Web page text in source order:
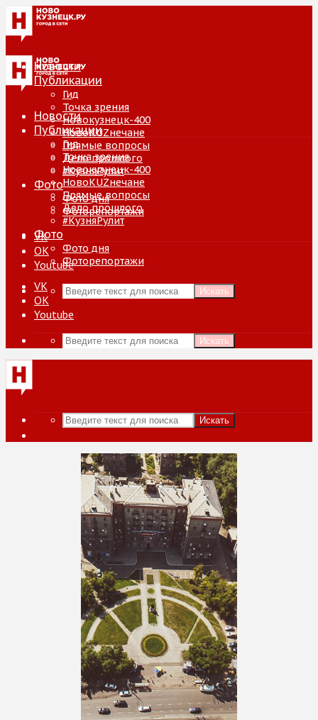
Новости
Публикации
Гид
Точка зрения
Новокузнецк-400
НовоKUZнечане
Прямые вопросы
Дело прошлого
#КузняРулит
Фото
Фото дня
Фоторепортажи
VK
ОК
Youtube
Искать
Новости
Публикации
Гид
Точка зрения
Новокузнецк-400
НовоKUZнечане
Прямые вопросы
Дело прошлого
#КузняРулит
Фото
Фото дня
Фоторепортажи
VK
ОК
Youtube
Искать
Искать